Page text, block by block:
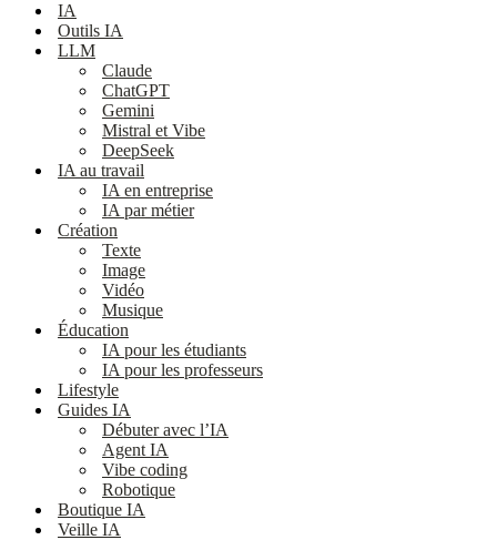
navigation
IA
Outils IA
LLM
Claude
ChatGPT
Gemini
Mistral et Vibe
DeepSeek
IA au travail
IA en entreprise
IA par métier
Création
Texte
Image
Vidéo
Musique
Éducation
IA pour les étudiants
IA pour les professeurs
Lifestyle
Guides IA
Débuter avec l’IA
Agent IA
Vibe coding
Robotique
Boutique IA
Veille IA